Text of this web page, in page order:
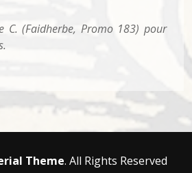
C. (Faidherbe, Promo 183) pour
Theme. All Rights Reserved